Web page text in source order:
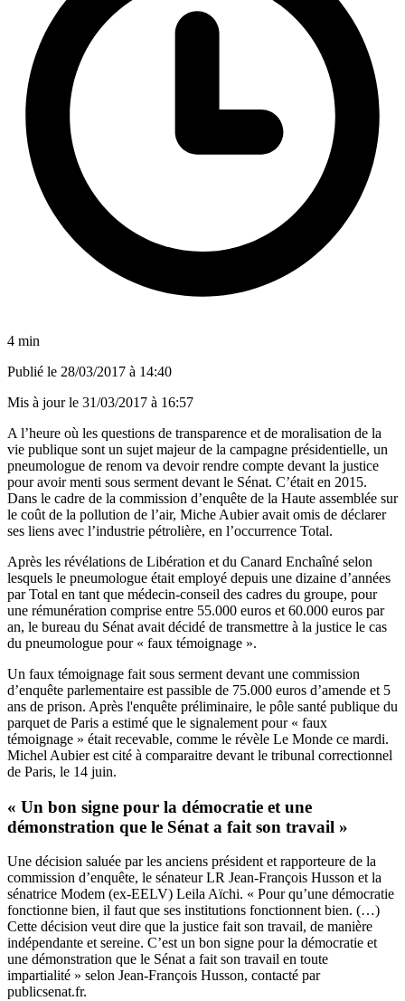
4 min
Publié le 28/03/2017 à 14:40
Mis à jour le 31/03/2017 à 16:57
A l’heure où les questions de transparence et de moralisation de la
vie publique sont un sujet majeur de la campagne présidentielle, un
pneumologue de renom va devoir rendre compte devant la justice
pour avoir menti sous serment devant le Sénat. C’était en 2015.
Dans le cadre de la commission d’enquête de la Haute assemblée sur
le coût de la pollution de l’air, Miche Aubier avait omis de déclarer
ses liens avec l’industrie pétrolière, en l’occurrence Total.
Après les révélations de Libération et du Canard Enchaîné selon
lesquels le pneumologue était employé depuis une dizaine d’années
par Total en tant que médecin-conseil des cadres du groupe, pour
une rémunération comprise entre 55.000 euros et 60.000 euros par
an, le bureau du Sénat avait décidé de transmettre à la justice le cas
du pneumologue pour « faux témoignage ».
Un faux témoignage fait sous serment devant une commission
d’enquête parlementaire est passible de 75.000 euros d’amende et 5
ans de prison. Après l'enquête préliminaire, le pôle santé publique du
parquet de Paris a estimé que le signalement pour « faux
témoignage » était recevable, comme le révèle Le Monde ce mardi.
Michel Aubier est cité à comparaitre devant le tribunal correctionnel
de Paris, le 14 juin.
« Un bon signe pour la démocratie et une
démonstration que le Sénat a fait son travail »
Une décision saluée par les anciens président et rapporteure de la
commission d’enquête, le sénateur LR Jean-François Husson et la
sénatrice Modem (ex-EELV) Leila Aïchi. « Pour qu’une démocratie
fonctionne bien, il faut que ses institutions fonctionnent bien. (…)
Cette décision veut dire que la justice fait son travail, de manière
indépendante et sereine. C’est un bon signe pour la démocratie et
une démonstration que le Sénat a fait son travail en toute
impartialité » selon Jean-François Husson, contacté par
publicsenat.fr.